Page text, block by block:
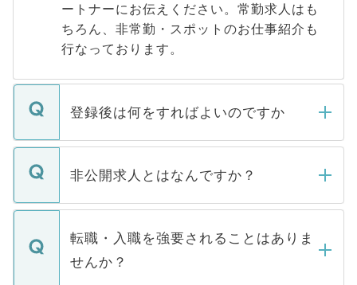
ートナーにお伝えください。常勤求人はも
ちろん、非常勤・スポットのお仕事紹介も
行なっております。
登録後は何をすればよいのですか
ご登録いただきましたら、弊社担当者がご
登録内容を確認し、その後メールもしくは
ます。通常、5営業日以内にはご連絡をせて
いただきますので、しばらくお待ちくださ
非公開求人とはなんですか？
マイナビDOCTORで取り扱っている求人の
うち約3割は、Webサイトからご覧いただ
けない「非公開求人」です。非公開求人は
下記の理由によって、一般には公開してい
転職・入職を強要されることはありま
せんか？